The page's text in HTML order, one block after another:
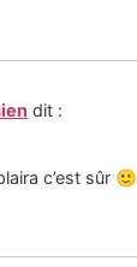
dit :
c’est sûr 🙂